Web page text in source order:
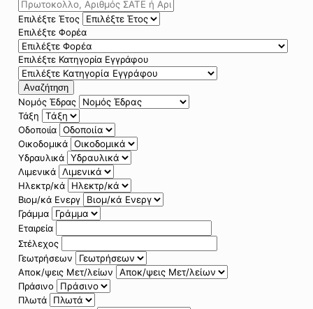
Επιλέξτε Έτος
Επιλέξτε Φορέα
Επιλέξτε Κατηγορία Εγγράφου
Αναζήτηση
Νομός Έδρας
Τάξη
Οδοποιία
Οικοδομικά
Υδραυλικά
Λιμενικά
Ηλεκτρ/κά
Βιομ/κά Ενεργ
Γράμμα
Εταιρεία
Στέλεχος
Γεωτρήσεων
Αποκ/ψεις Μετ/λείων
Πράσινο
Πλωτά